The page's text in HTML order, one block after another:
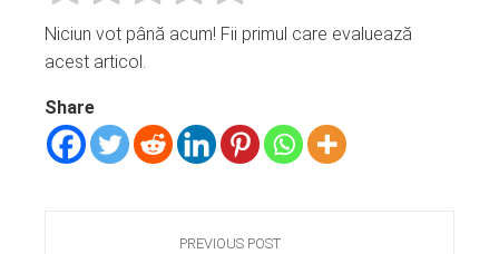
Niciun vot până acum! Fii primul care evaluează
acest articol.
Share
PREVIOUS POST